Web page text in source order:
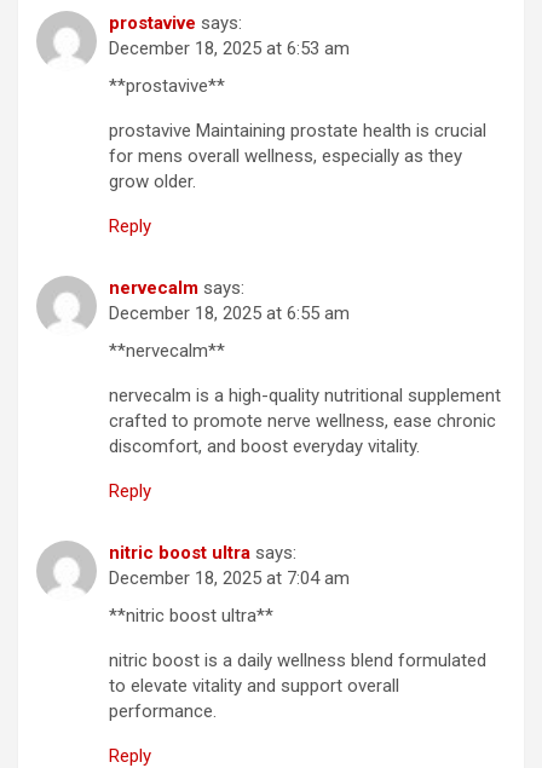
prostavive says:
December 18, 2025 at 6:53 am
**prostavive**
prostavive Maintaining prostate health is crucial
for mens overall wellness, especially as they
grow older.
Reply
nervecalm says:
December 18, 2025 at 6:55 am
**nervecalm**
nervecalm is a high-quality nutritional supplement
crafted to promote nerve wellness, ease chronic
discomfort, and boost everyday vitality.
Reply
nitric boost ultra says:
December 18, 2025 at 7:04 am
**nitric boost ultra**
nitric boost is a daily wellness blend formulated
to elevate vitality and support overall
performance.
Reply